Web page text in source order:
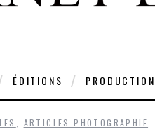
ÉDITIONS
ARTICLES PHOTOGRAPHIE